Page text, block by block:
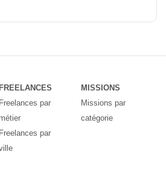
FREELANCES
Freelances par
métier
Freelances par
MISSIONS
Missions par
catégorie